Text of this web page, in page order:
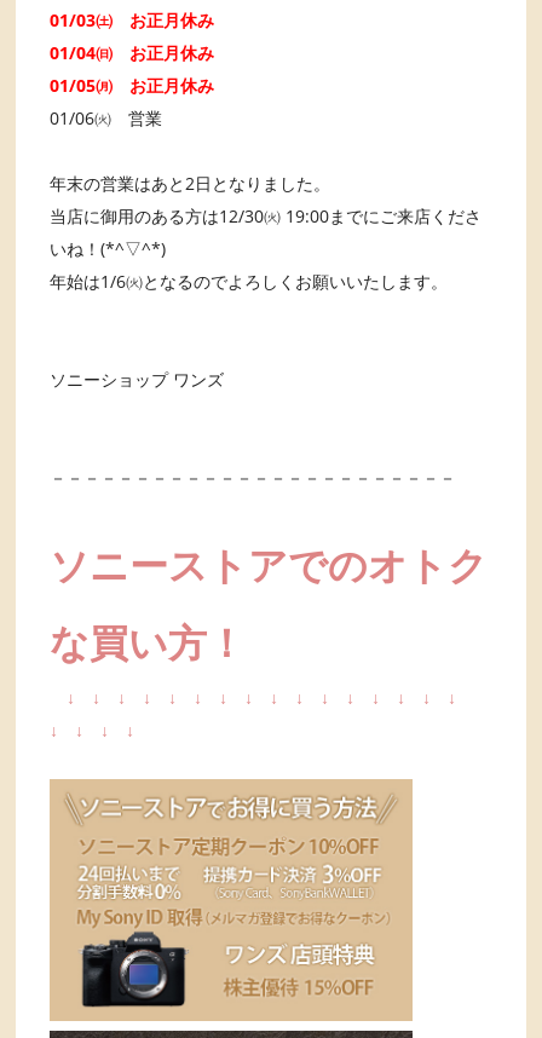
01/03㈯ お正月休み
01/04㈰ お正月休み
01/05㈪ お正月休み
01/06㈫ 営業
年末の営業はあと2日となりました。
当店に御用のある方は12/30㈫ 19:00までにご来店くださ
いね！(*^▽^*)
年始は1/6㈫となるのでよろしくお願いいたします。
ソニーショップ ワンズ
－－－－－－－－－－－－－－－－－－－－－－－－
ソニーストアでのオトク
な買い方！
↓ ↓ ↓ ↓ ↓ ↓ ↓ ↓ ↓ ↓ ↓ ↓ ↓ ↓ ↓
↓
↓
↓ ↓ ↓